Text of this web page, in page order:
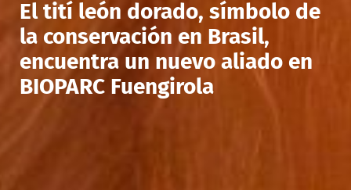
El tití león dorado, símbolo de
la conservación en Brasil,
encuentra un nuevo aliado en
BIOPARC Fuengirola